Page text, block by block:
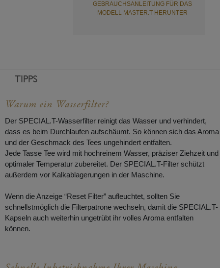
GEBRAUCHSANLEITUNG FÜR DAS
MODELL MASTER.T HERUNTER
TIPPS
Warum ein Wasserfilter?
Der SPECIAL.T-Wasserfilter reinigt das Wasser und verhindert,
dass es beim Durchlaufen aufschäumt. So können sich das Aroma
und der Geschmack des Tees ungehindert entfalten.
Jede Tasse Tee wird mit hochreinem Wasser, präziser Ziehzeit und
optimaler Temperatur zubereitet. Der SPECIAL.T-Filter schützt
außerdem vor Kalkablagerungen in der Maschine.
Wenn die Anzeige “Reset Filter” aufleuchtet, sollten Sie
schnellstmöglich die Filterpatrone wechseln, damit die SPECIAL.T-
Kapseln auch weiterhin ungetrübt ihr volles Aroma entfalten
können.